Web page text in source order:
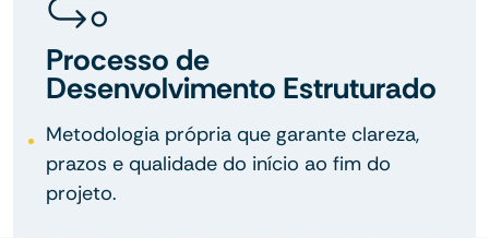
Processo de
Desenvolvimento Estruturado
Metodologia própria que garante clareza,
prazos e qualidade do início ao fim do
projeto.